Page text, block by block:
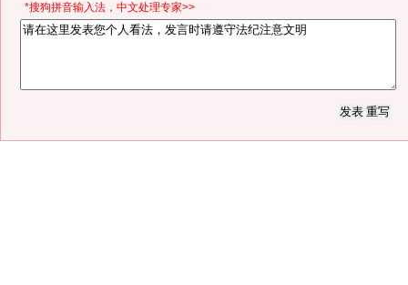
*搜狗拼音输入法，中文处理专家>>